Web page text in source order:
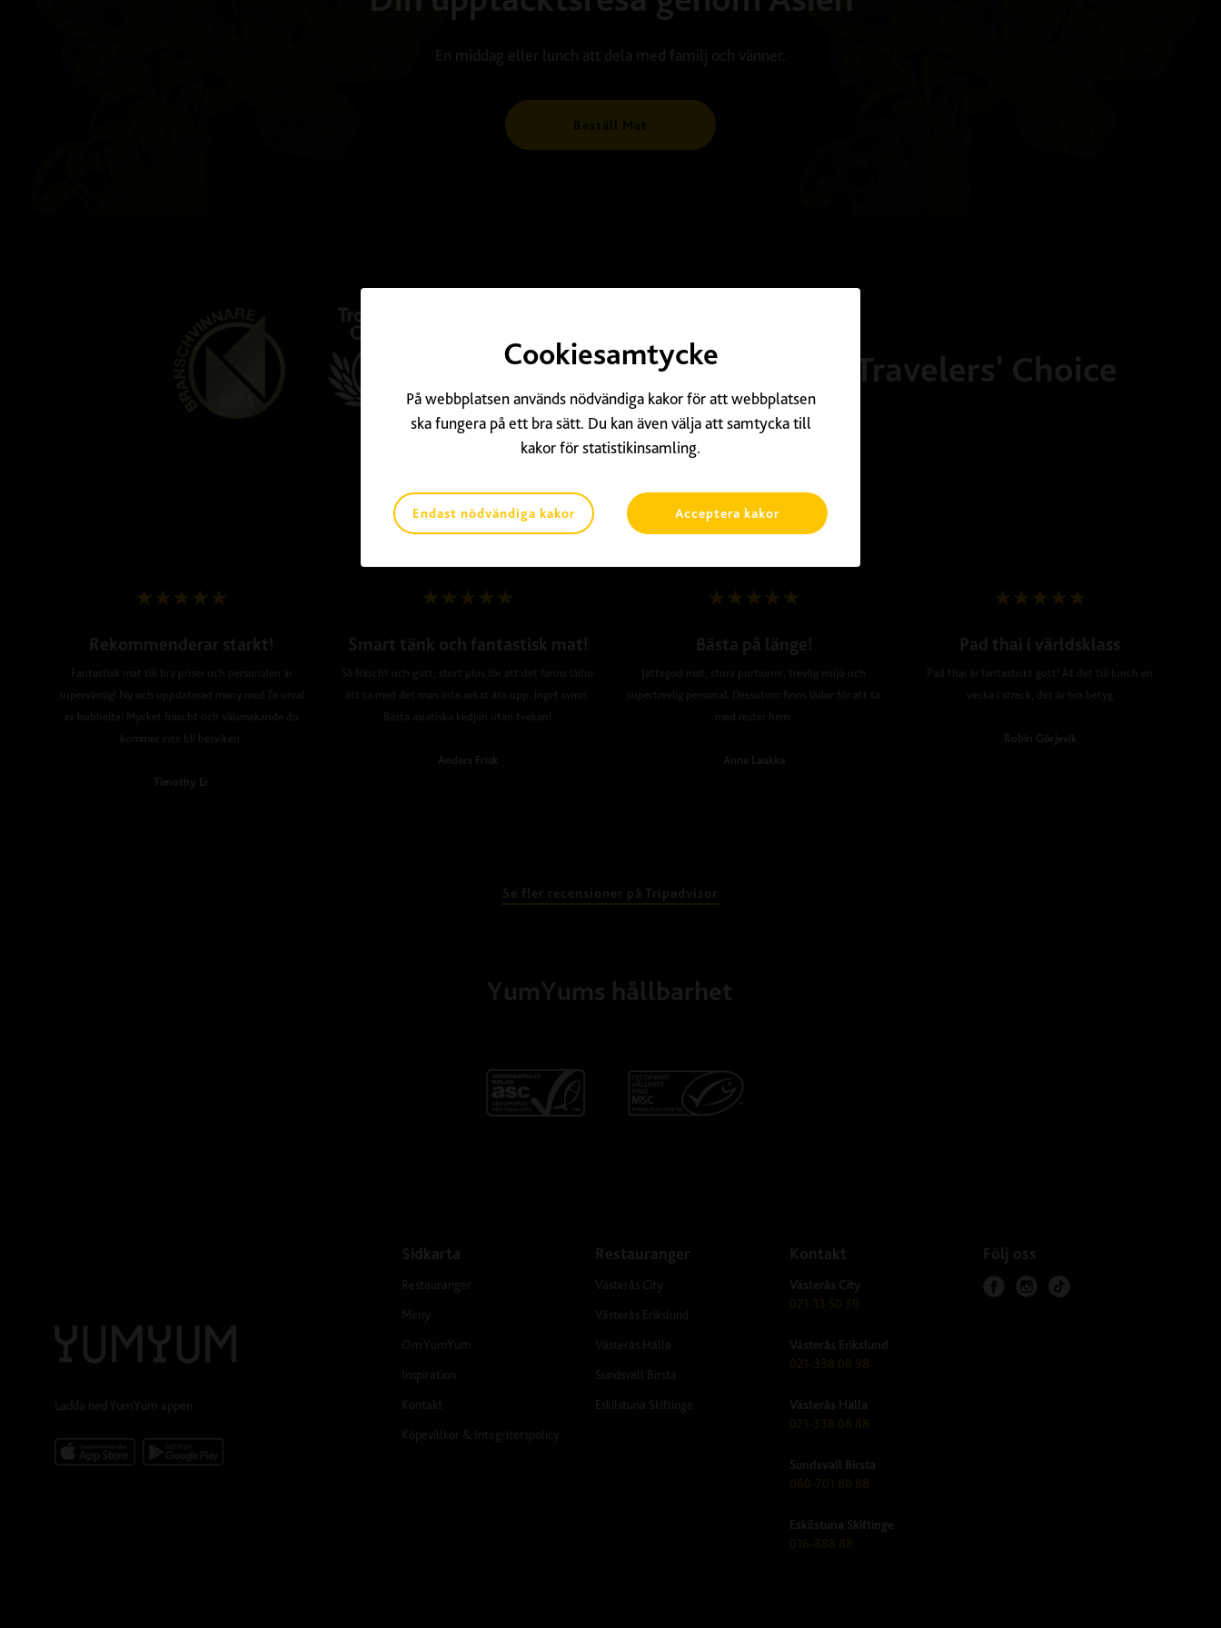
En middag eller lunch att dela med familj och vänner.
Beställ Mat
Tripadvisor Travelers' Choice
Rekommenderar starkt!
Fantastisk mat till bra priser och personalen är
supervänlig! Ny och uppdaterad meny med Te urval
av bubbelte! Mycket fräscht och välsmakande du
kommer inte bli besviken.
Timothy Er
Smart tänk och fantastisk mat!
Så fräscht och gott, stort plus för att det fanns lådor
att ta med det man inte orkat äta upp. Inget svinn.
Bästa asiatiska kedjan utan tvekan!
Anders Frisk
Bästa på länge!
Jättegod mat, stora portioner, trevlig miljö och
supertrevlig personal. Dessutom finns lådor för att ta
med rester hem.
Anne Laukka
Pad thai i världsklass
Pad thai är fantastiskt gott! Åt det till lunch en
vecka i streck, det är bra betyg
Robin Görjevik
Se fler recensioner på Tripadvisor
YumYums hållbarhet
Ladda ned YumYum appen
Sidkarta
Restauranger
Meny
Om YumYum
Inspiration
Kontakt
Köpevillkor & Integritetspolicy
Restauranger
Västerås City
Västerås Erikslund
Västerås Hälla
Sundsvall Birsta
Eskilstuna Skiftinge
Kontakt
Västerås City
021-13 50 39
Västerås Erikslund
021-338 08 98
Västerås Hälla
021-338 08 88
Sundsvall Birsta
060-701 80 88
Eskilstuna Skiftinge
016-888 88
Följ oss
f
i
t
Cookiesamtycke
På webbplatsen används nödvändiga kakor för att webbplatsen
ska fungera på ett bra sätt. Du kan även välja att samtycka till
kakor för statistikinsamling.
Endast nödvändiga kakor Acceptera kakor